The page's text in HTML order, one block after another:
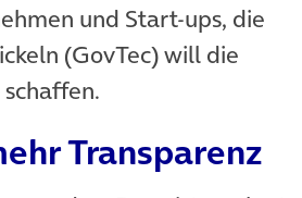
und Start-ups, die
(GovTec) will die
schaffen.
Transparenz